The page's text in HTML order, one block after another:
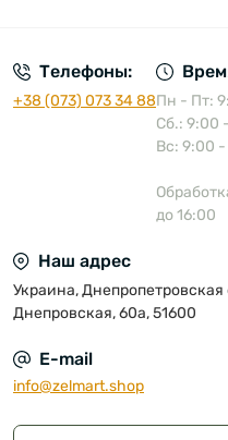
Телефоны:
+38 (073) 073 34 88Пн - Пт:
Сб.: 9:00
Вс: 9:00 -
до 16:00
Наш адрес
Украина, Днепропетровская
Днепровская, 60а, 51600
E-mail
info@zelmart.shop